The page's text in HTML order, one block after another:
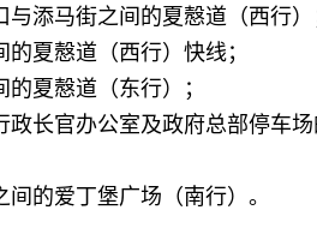
添马街之间的夏慤道（西行）
夏慤道（西行）快线；
夏慤道（东行）；
长官办公室及政府总部停车场
的爱丁堡广场（南行）。